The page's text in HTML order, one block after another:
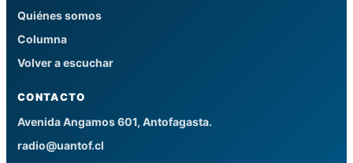
Quiénes somos
Columna
Volver a escuchar
CONTACTO
Avenida Angamos 601, Antofagasta.
radio@uantof.cl